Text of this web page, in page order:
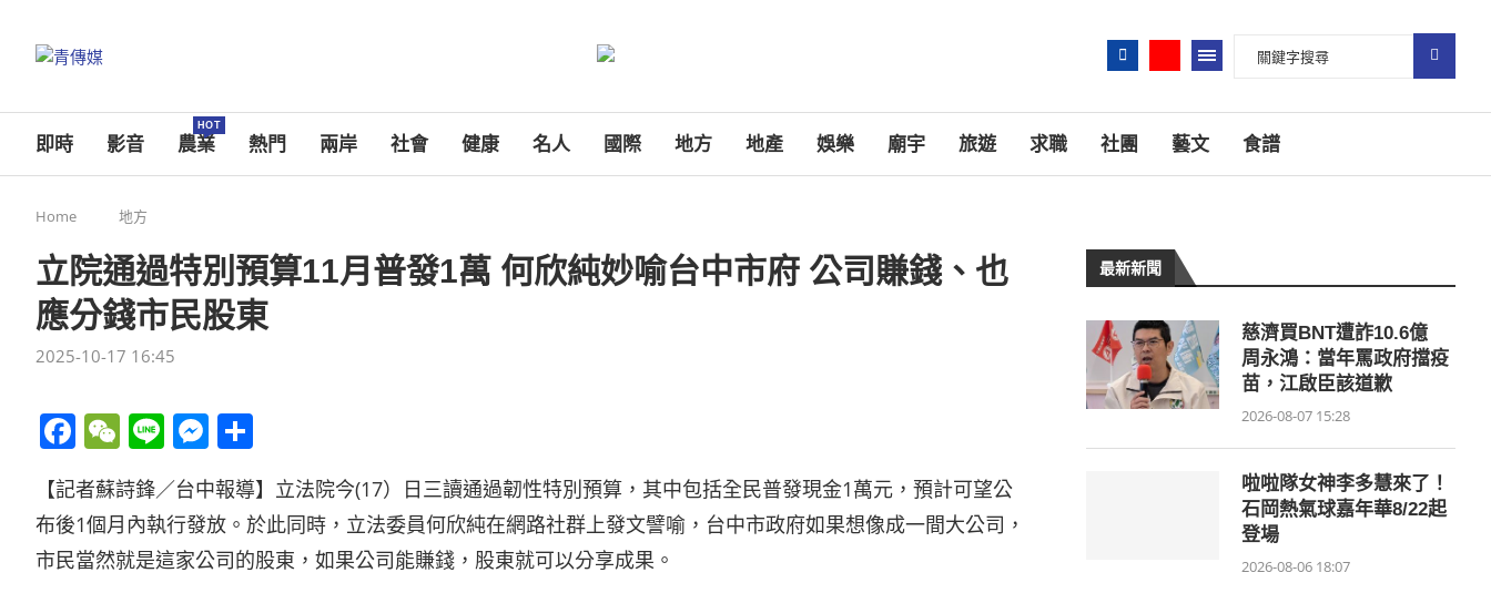
即時 影音 農業
HOT
熱門 兩岸 社會 健康 名人 國際 地方 地產 娛樂 廟宇 旅遊 求職 社團 藝文 食譜
Home 地方
立院通過特別預算11月普發1萬 何欣純妙喻台中市府 公司賺錢、也
應分錢市民股東
2025-10-17 16:45
Facebook
WeChat
LineMessenger
享
【記者蘇詩鋒／台中報導】立法院今(17）日三讀通過韌性特別預算，其中包括全民普發現金1萬元，預計可望公
布後1個月內執行發放。於此同時，立法委員何欣純在網路社群上發文譬喻，台中市政府如果想像成一間大公司，
市民當然就是這家公司的股東，如果公司能賺錢，股東就可以分享成果。
最新新聞
慈濟買BNT遭詐10.6億
周永鴻：當年罵政府擋疫
苗，江啟臣該道歉
2026-08-07 15:28
啦啦隊女神李多慧來了！
石岡熱氣球嘉年華8/22起
登場
2026-08-06 18:07